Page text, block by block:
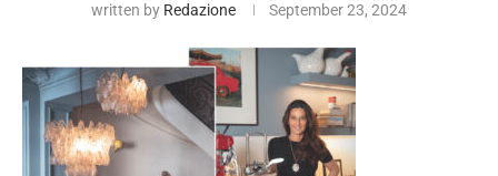
written by Redazione September 23, 2024